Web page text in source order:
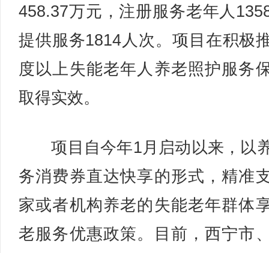
458.37万元，注册服务老年人
提供服务1814人次。项目在积极
度以上失能老年人养老照护服务
取得实效。
项目自今年1月启动以来，以
务消费券直达快享的形式，精准
家或者机构养老的失能老年群体
老服务优惠政策。目前，西宁市